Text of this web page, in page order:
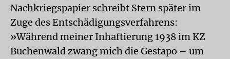
Nachkriegspapier schreibt Stern später im
Zuge des Entschädigungsverfahrens:
»Während meiner Inhaftierung 1938 im KZ
Buchenwald zwang mich die Gestapo – um